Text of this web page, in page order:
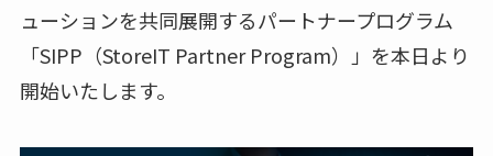
ューションを共同展開するパートナープログラム
「SIPP（StoreIT Partner Program）」を本日より
開始いたします。